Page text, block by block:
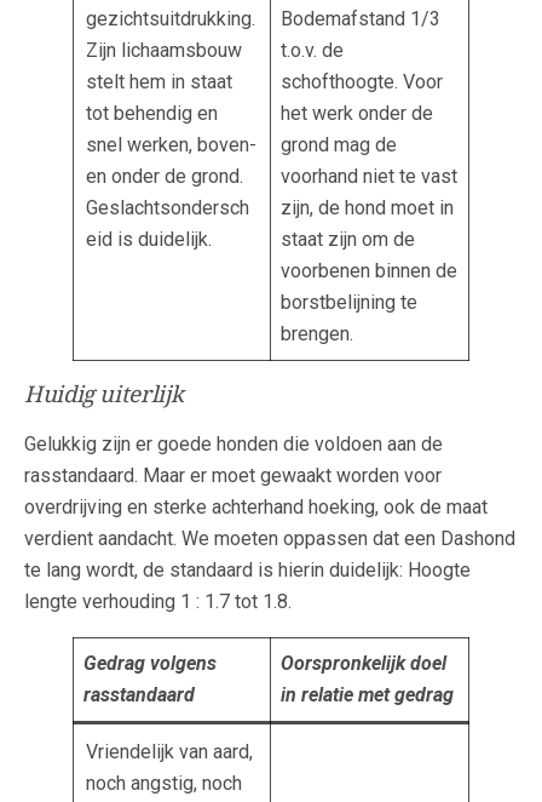
gezichtsuitdrukking.
Zijn lichaamsbouw
stelt hem in staat
tot behendig en
snel werken, boven-
en onder de grond.
Geslachtsondersch
eid is duidelijk.
Bodemafstand 1/3
t.o.v. de
schofthoogte. Voor
het werk onder de
grond mag de
voorhand niet te vast
zijn, de hond moet in
staat zijn om de
voorbenen binnen de
borstbelijning te
brengen.
Huidig uiterlijk
Gelukkig zijn er goede honden die voldoen aan de
rasstandaard. Maar er moet gewaakt worden voor
overdrijving en sterke achterhand hoeking, ook de maat
verdient aandacht. We moeten oppassen dat een Dashond
te lang wordt, de standaard is hierin duidelijk: Hoogte
lengte verhouding 1 : 1.7 tot 1.8.
Gedrag volgens
rasstandaard
Oorspronkelijk doel
in relatie met gedrag
Vriendelijk van aard,
noch angstig, noch